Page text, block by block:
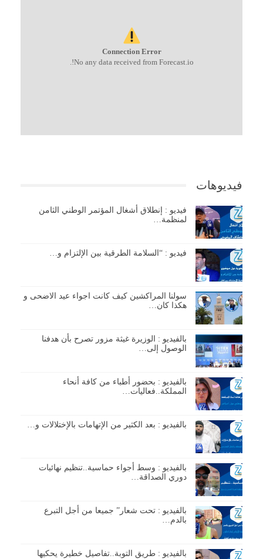
Connection Error
No any data received from Forecast.io!.
فيديوهات
فيديو : إنطلاق أشغال المؤتمر الوطني الثامن
لمنظمة…
فيديو : “السلامة الطرقية بين الإلتزام و…
سولنا المراكشين كيف كانت اجواء عيد الاضحى و
هكذا كان…
بالفيديو : الوزيرة غيثة مزور تصرح بأن هدفنا
الوصول إلى…
بالفيديو : بحضور أطباء من كافة أنحاء
المملكة..فعاليات…
بالفيديو : بعد الكثير من الإتهامات بالإختلالات و…
بالفيديو : وسط أجواء حماسية..تنظيم نهائيات
دوري الصداقة…
بالفيديو : تحت شعار” جميعا من أجل التبرع
بالدم…
بالفيديو : طريق التوبة..تفاصيل خطيرة يحكيها